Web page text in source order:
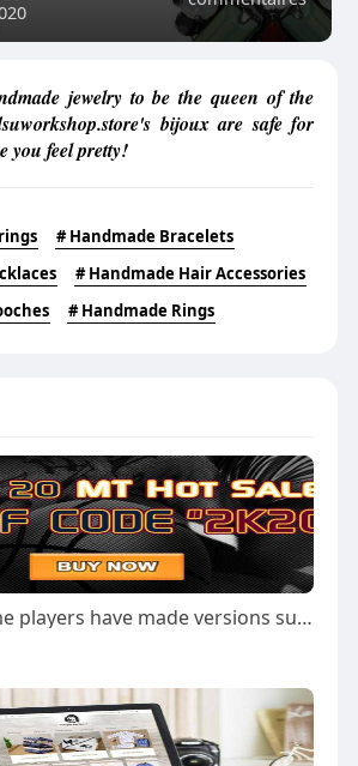
jewelry to be the queen of the
bijoux are safe for
you feel pretty!
# Handmade Bracelets
# Handmade Hair Accessories
# Handmade Rings
NBA 2K20: Some players have made versions such as James and Kobe